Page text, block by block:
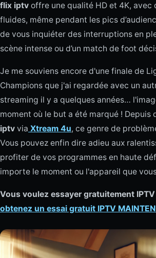
flix iptv offre une qualité HD et 4K, avec
fluides, même pendant les pics
de vous inquiéter des interruptions en
scène intense ou d’un match de foot
Je me souviens encore d'une finale de
Champions que j'ai regardée avec un
streaming il y a quelques années…
moment où le but a été marqué ! Depuis
iptv via Xtream 4u, ce genre de
Vous pouvez enfin dire adieu aux
profiter de vos programmes en haute
importe le moment ou l'appareil que
Vous voulez essayer gratuitement IPTV
obtenez un essai gratuit IPTV